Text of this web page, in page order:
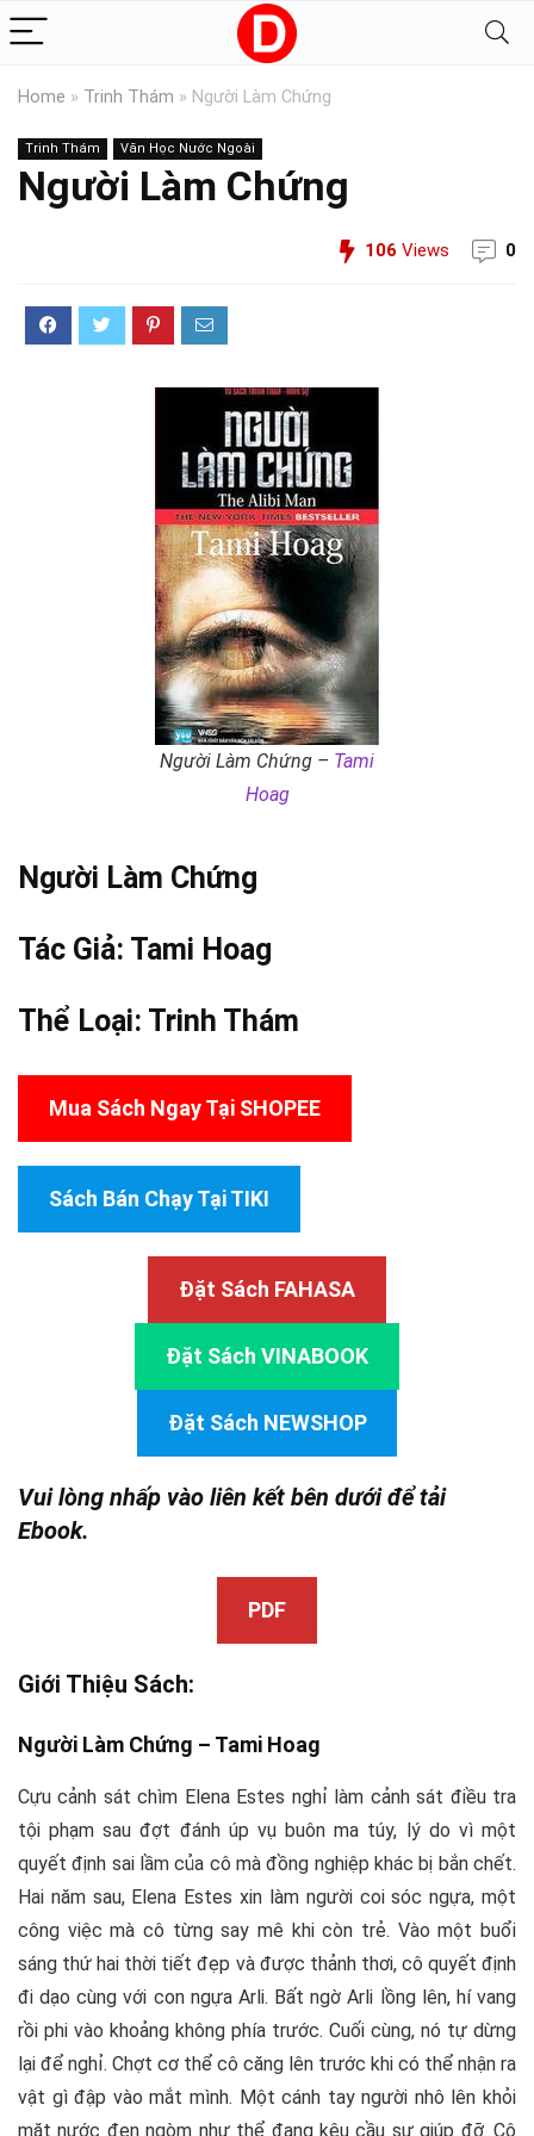
Home » Trinh Thám » Người Làm Chứng
Trinh Thám Văn Học Nước Ngoài
Người Làm Chứng
106 Views 0
Người Làm Chứng – Tami
Hoag
Người Làm Chứng
Tác Giả: Tami Hoag
Thể Loại: Trinh Thám
Mua Sách Ngay Tại SHOPEE
Sách Bán Chạy Tại TIKI
Đặt Sách FAHASA
Đặt Sách VINABOOK
Đặt Sách NEWSHOP
Vui lòng nhấp vào liên kết bên dưới để tải
Ebook.
PDF
Giới Thiệu Sách:
Người Làm Chứng – Tami Hoag
Cựu cảnh sát chìm Elena Estes nghỉ làm cảnh sát điều tra
tội phạm sau đợt đánh úp vụ buôn ma túy, lý do vì một
quyết định sai lầm của cô mà đồng nghiệp khác bị bắn chết.
Hai năm sau, Elena Estes xin làm người coi sóc ngựa, một
công việc mà cô từng say mê khi còn trẻ. Vào một buổi
sáng thứ hai thời tiết đẹp và được thảnh thơi, cô quyết định
đi dạo cùng với con ngựa Arli. Bất ngờ Arli lồng lên, hí vang
rồi phi vào khoảng không phía trước. Cuối cùng, nó tự dừng
lại để nghỉ. Chợt cơ thể cô căng lên trước khi có thể nhận ra
vật gì đập vào mắt mình. Một cánh tay người nhô lên khỏi
mặt nước đen ngòm như thể đang kêu cầu sự giúp đỡ. Cô